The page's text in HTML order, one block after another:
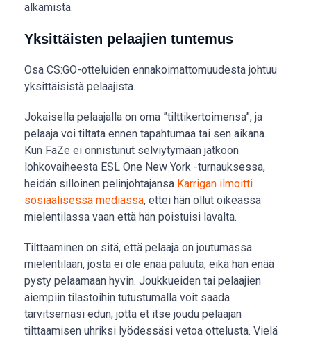
alkamista.
Yksittäisten pelaajien tuntemus
Osa CS:GO-otteluiden ennakoimattomuudesta johtuu
yksittäisistä pelaajista.
Jokaisella pelaajalla on oma ”tilttikertoimensa”, ja
pelaaja voi tiltata ennen tapahtumaa tai sen aikana.
Kun FaZe ei onnistunut selviytymään jatkoon
lohkovaiheesta ESL One New York -turnauksessa,
heidän silloinen pelinjohtajansa Karrigan ilmoitti
sosiaalisessa mediassa, ettei hän ollut oikeassa
mielentilassa vaan että hän poistuisi lavalta.
Tilttaaminen on sitä, että pelaaja on joutumassa
mielentilaan, josta ei ole enää paluuta, eikä hän enää
pysty pelaamaan hyvin. Joukkueiden tai pelaajien
aiempiin tilastoihin tutustumalla voit saada
tarvitsemasi edun, jotta et itse joudu pelaajan
tilttaamisen uhriksi lyödessäsi vetoa ottelusta. Vielä